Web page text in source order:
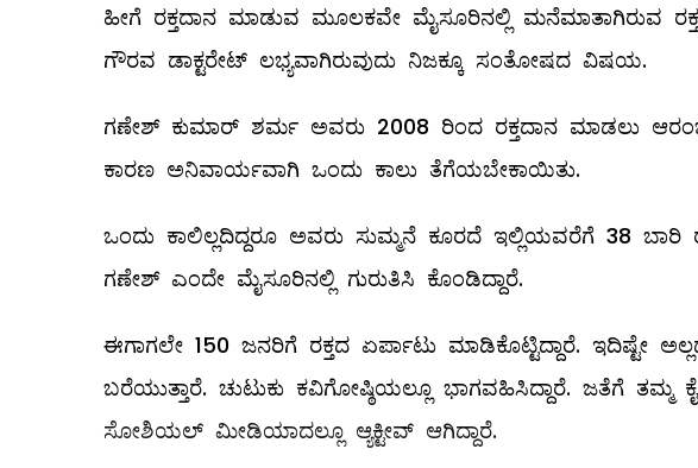
ಹೀಗೆ ರಕ್ತದಾನ ಮಾಡುವ ಮೂಲಕವೇ ಮೈಸೂರಿನಲ್ಲಿ ಮನೆಮಾತಾಗಿರುವ
ಗೌರವ ಡಾಕ್ಟರೇಟ್ ಲಭ್ಯವಾಗಿರುವುದು ನಿಜಕ್ಕೂ ಸಂತೋಷದ ವಿಷಯ.
ಗಣೇಶ್ ಕುಮಾರ್ ಶರ್ಮ ಅವರು 2008 ರಿಂದ ರಕ್ತದಾನ ಮಾಡಲು
ಕಾರಣ ಅನಿವಾರ್ಯವಾಗಿ ಒಂದು ಕಾಲು ತೆಗೆಯಬೇಕಾಯಿತು.
ಒಂದು ಕಾಲಿಲ್ಲದಿದ್ದರೂ ಅವರು ಸುಮ್ಮನೆ ಕೂರದೆ ಇಲ್ಲಿಯವರೆಗೆ 38 ಬಾರಿ
ಗಣೇಶ್ ಎಂದೇ ಮೈಸೂರಿನಲ್ಲಿ ಗುರುತಿಸಿ ಕೊಂಡಿದ್ದಾರೆ.
ಈಗಾಗಲೇ 150 ಜನರಿಗೆ ರಕ್ತದ ಏರ್ಪಾಟು ಮಾಡಿಕೊಟ್ಟಿದ್ದಾರೆ. ಇದಿಷ್ಟೇ
ಬರೆಯುತ್ತಾರೆ. ಚುಟುಕು ಕವಿಗೋಷ್ಠಿಯಲ್ಲೂ ಭಾಗವಹಿಸಿದ್ದಾರೆ. ಜತೆಗೆ ತಮ್ಮ
ಸೋಶಿಯಲ್ ಮೀಡಿಯಾದಲ್ಲೂ ಆ್ಯಕ್ಟೀವ್ ಆಗಿದ್ದಾರೆ.